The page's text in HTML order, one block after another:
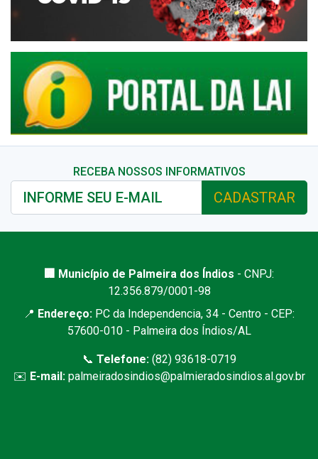
RECEBA NOSSOS INFORMATIVOS
CADASTRAR
🏢 Município de Palmeira dos Índios - CNPJ:
12.356.879/0001-98
📍 Endereço: PC da Independencia, 34 - Centro - CEP:
57600-010 - Palmeira dos Índios/AL
📞 Telefone:(82) 93618-0719
✉️ E-mail: palmeiradosindios@palmieradosindios.al.gov.br